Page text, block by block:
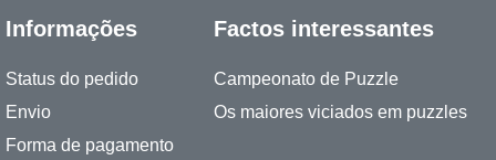
Informações
Status do pedido
Envio
Forma de pagamento
Factos interessantes
Campeonato de Puzzle
Os maiores viciados em puzzles